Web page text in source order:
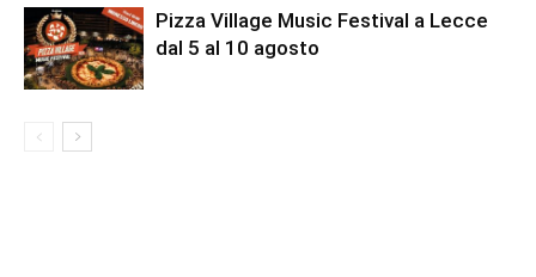
Pizza Village Music Festival a Lecce
dal 5 al 10 agosto